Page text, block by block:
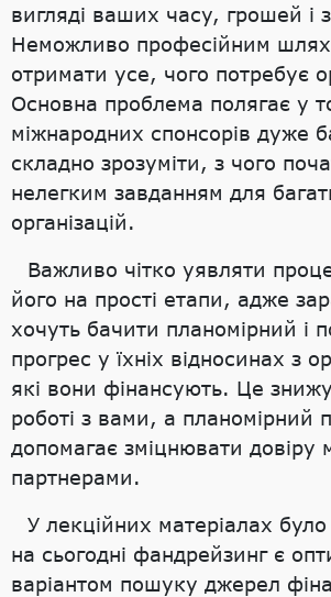
вигляді ваших часу, грошей і
Неможливо професійним
отримати усе, чого потребує
Основна проблема полягає у
міжнародних спонсорів дуже
складно зрозуміти, з чого
нелегким завданням для
організацій.
Важливо чітко уявляти
його на прості етапи, адже
хочуть бачити планомірний і
прогрес у їхніх відносинах з
які вони фінансують. Це
роботі з вами, а планомірний
допомагає зміцнювати довіру
партнерами.
У лекційних матеріалах
на сьогодні фандрейзинг є
варіантом пошуку джерел